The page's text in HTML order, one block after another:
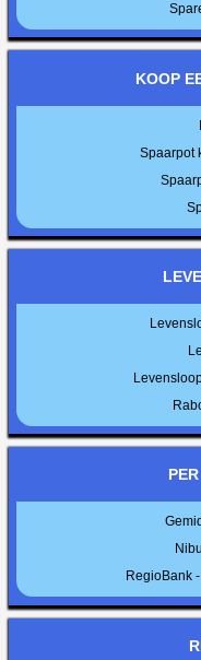
KOOP
Spaarpot
RegioBank